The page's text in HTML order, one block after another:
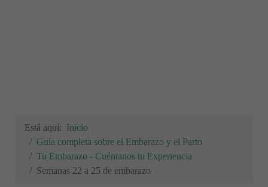
Está aquí: Inicio
Guía completa sobre el Embarazo y el Parto
Tu Embarazo - Cuéntanos tu Experiencia
Semanas 22 a 25 de embarazo